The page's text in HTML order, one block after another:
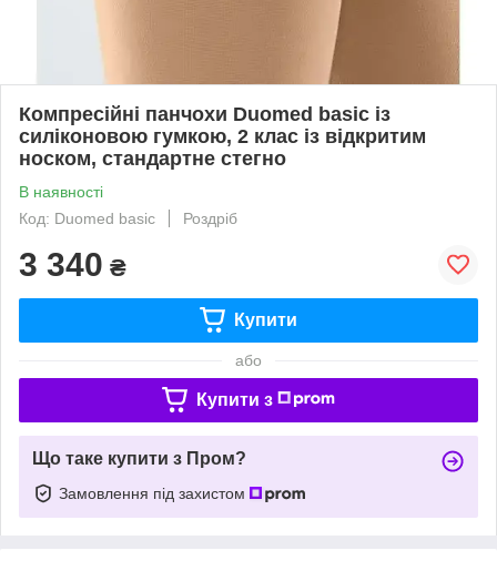
Компресійні панчохи Duomed basic із
силіконовою гумкою, 2 клас із відкритим
носком, стандартне стегно
В наявності
Код: Duomed basic
Роздріб
3 340 ₴
Купити
або
Купити з
Що таке купити з Пром?
Замовлення під захистом